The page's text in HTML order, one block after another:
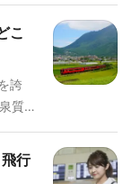
をご
雰囲
っ
分
ル
され
こ
誇
質が
湯
も格
行